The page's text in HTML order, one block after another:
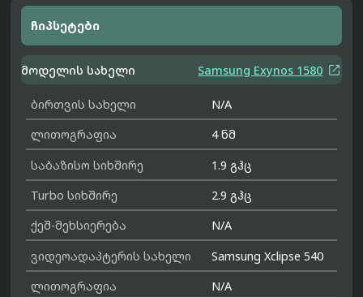
ჩიპსეტები
მოდელის სახელი Samsung Exynos 1580 
ბირთვის სახელი
N/A
ლითოგრაფია
4 ნმ
საბაზისო სიხშირე
1.9 გჰც
Turbo სიხშირე
2.9 გჰც
ქეშ-მეხსიერება
N/A
ვიდეოადაპტერის სახელი
Samsung Xclipse 540
ლითოგრაფია
N/A